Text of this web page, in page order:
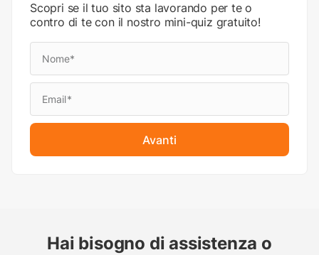
Scopri se il tuo sito sta lavorando per te o
contro di te con il nostro mini-quiz gratuito!
Avanti
Hai bisogno di assistenza o